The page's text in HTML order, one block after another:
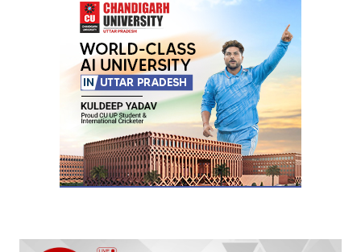
Your E-mail*
Submit Comment